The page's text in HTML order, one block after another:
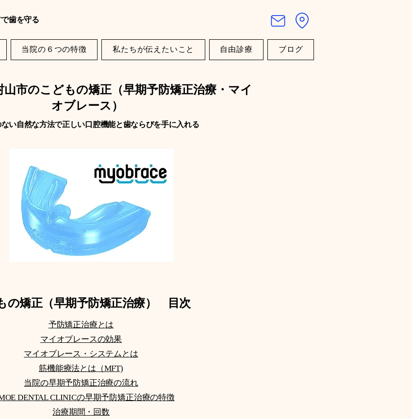
歯を守る
当院の６つの特徴 私たちが伝えたいこと 自由診療 ブログ
山市のこどもの矯正（早期予防矯正治療・マイ
オブレース）
い自然な方法で正しい口腔機能と歯ならびを手に入れる
の矯正（早期予防矯正治療） 目次
予防矯正治療とは
マイオブレースの効果
​マイオブレース・システムとは​
筋機能療法とは（MFT)
​当院の早期予防矯正治療の流れ
DENTAL CLINICの早期予防矯正治療の特徴
治療期間・回数